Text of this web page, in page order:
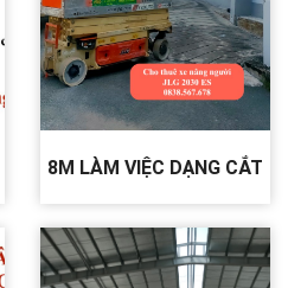
8M LÀM VIỆC DẠNG CẮT